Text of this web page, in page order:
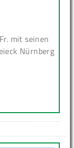
mit seinen
Nürnberg